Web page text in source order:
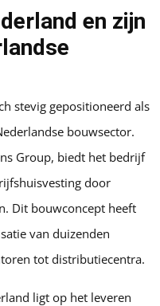
en zijn
stevig gepositioneerd als
bouwsector.
Group, biedt het bedrijf
door
Dit bouwconcept heeft
van duizenden
tot distributiecentra.
ligt op het leveren